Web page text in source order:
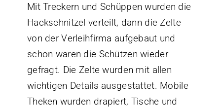
Mit Treckern und Schüppen wurden die
Hackschnitzel verteilt, dann die Zelte
von der Verleihfirma aufgebaut und
schon waren die Schützen wieder
gefragt. Die Zelte wurden mit allen
wichtigen Details ausgestattet. Mobile
Theken wurden drapiert, Tische und